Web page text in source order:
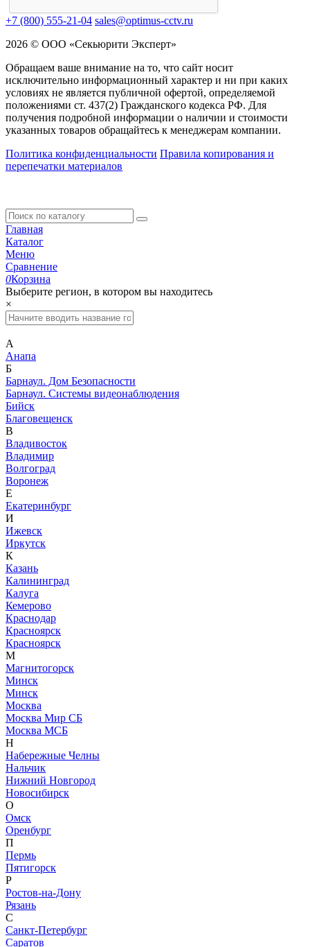
+7 (800) 555-21-04 sales@optimus-cctv.ru
2026 © ООО «Секьюрити Эксперт»
Обращаем ваше внимание на то, что сайт носит
исключительно информационный характер и ни при каких
условиях не является публичной офертой, определяемой
положениями ст. 437(2) Гражданского кодекса РФ. Для
получения подробной информации о наличии и стоимости
указанных товаров обращайтесь к менеджерам компании.
Политика конфиденциальности Правила копирования и
перепечатки материалов
Главная
Каталог
Меню
Сравнение
0Корзина
Выберите регион, в котором вы находитесь
×
А
Анапа
Б
Барнаул. Дом Безопасности
Барнаул. Системы видеонаблюдения
Бийск
Благовещенск
В
Владивосток
Владимир
Волгоград
Воронеж
Е
Екатеринбург
И
Ижевск
Иркутск
К
Казань
Калининград
Калуга
Кемерово
Краснодар
Красноярск
Красноярск
М
Магнитогорск
Минск
Минск
Москва
Москва Мир СБ
Москва МСБ
Н
Набережные Челны
Нальчик
Нижний Новгород
Новосибирск
О
Омск
Оренбург
П
Пермь
Пятигорск
Р
Ростов-на-Дону
Рязань
С
Санкт-Петербург
Саратов